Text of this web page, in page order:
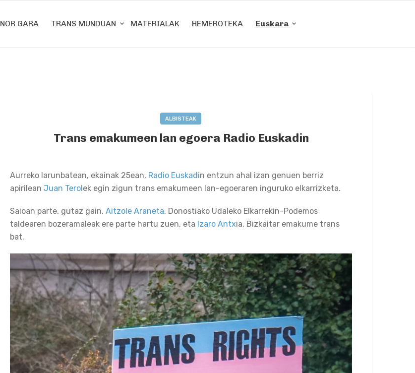
NOR GARA TRANS MUNDUAN MATERIALAK HEMEROTEKA Euskara
ALBISTEAK
Trans emakumeen lan egoera Radio Euskadin
Aurreko larunbatean, ekainak 25ean, Radio Euskadin entzun ahal izan genuen berriz
apirilean Juan Terolek egin zigun trans emakumeen lan-egoeraren inguruko elkarrizketa.
Saioan parte, gutaz gain, Aitzole Araneta, Donostiako Udaleko Elkarrekin-Podemos
taldearen bozeramaleak ere parte hartu zuen, eta Izaro Antxia, Bizkaitar emakume trans
bat.